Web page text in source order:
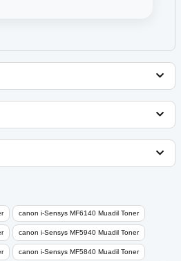
ilk yorumu siz yapın!
açıklamalarında ve diğer
noktaları öneri formunu kullanarak
ederiz.
canon i-Sensys MF6140 Muadil Toner
canon i-Sensys MF5940 Muadil Toner
canon i-Sensys MF5840 Muadil Toner